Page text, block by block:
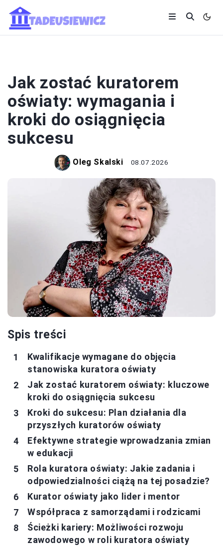
Jak zostać kuratorem
oświaty: wymagania i
kroki do osiągnięcia
sukcesu
Oleg Skalski 08.07.2026
Spis treści
Kwalifikacje wymagane do objęcia
stanowiska kuratora oświaty
Jak zostać kuratorem oświaty: kluczowe
kroki do osiągnięcia sukcesu
Kroki do sukcesu: Plan działania dla
przyszłych kuratorów oświaty
Efektywne strategie wprowadzania zmian
w edukacji
Rola kuratora oświaty: Jakie zadania i
odpowiedzialności ciążą na tej posadzie?
Kurator oświaty jako lider i mentor
Współpraca z samorządami i rodzicami
Ścieżki kariery: Możliwości rozwoju
zawodowego w roli kuratora oświaty